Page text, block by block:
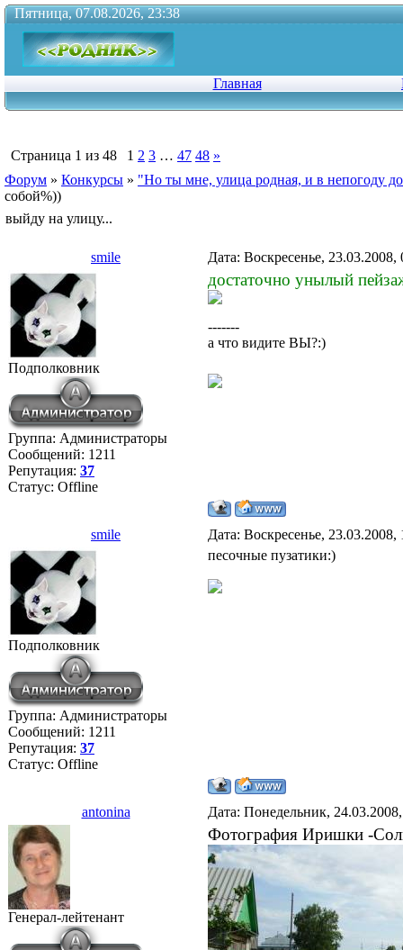
Пятница, 07.08.2026, 23:38
Главная
Страница 1 из 48 1 2 3 … 47 48 »
Форум » Конкурсы » "Но ты мне, улица родная, и в непогоду
собой%))
выйду на улицу...
smile Дата: Воскресенье,
Подполковник
Группа: Администраторы
Сообщений: 1211
Репутация: 37
Статус: Offline
достаточно унылый
-------
а что видите ВЫ?:)
smile Дата: Воскресенье,
Подполковник
Группа: Администраторы
Сообщений: 1211
Репутация: 37
Статус: Offline
песочные пузатики:)
antonina Дата: Понедельник,
Генерал-лейтенант
Фотография Иришки -